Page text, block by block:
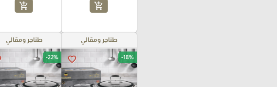
add_shopping_cart
add_shopping_cart
طناجر ومقالي
favorite_border -18%
طناجر ومقالي
-22%